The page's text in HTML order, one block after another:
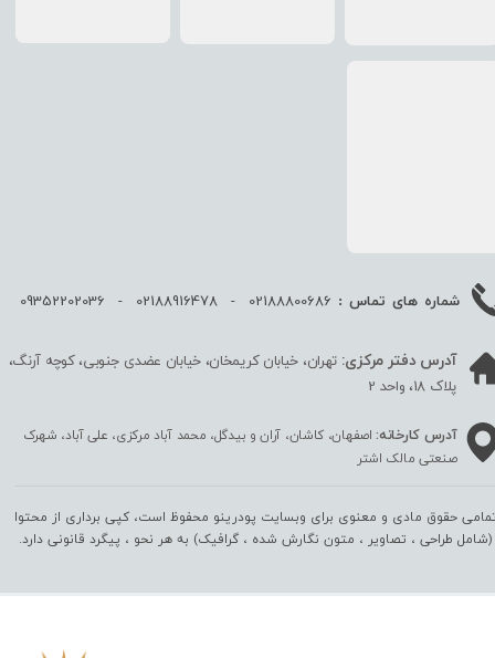
حقوق مادی و معنوی برای وبسایت پودرینو محفوظ است، کپی برداری از محتوا
(شامل طراحی ، تصاویر ، متون نگارش شده ، گرافیک) به هر نحو ،‌ پیگرد قانونی دارد.
شماره های تماس :
آدرس دفتر مرکزی: تهران، خیابان کریمخان، خیابان عضدی جنوبی، کوچه آرنگ،
پلاک 18، واحد 2
آدرس کارخانه: اصفهان، کاشان، آران و بیدگل، محمد آباد مرکزی، علی آباد، شهرک
صنعتی مالک اشتر